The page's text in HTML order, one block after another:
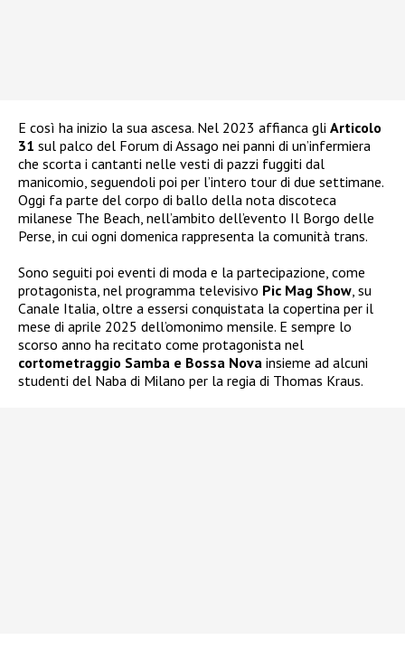
E così ha inizio la sua ascesa. Nel 2023 affianca gli Articolo
31 sul palco del Forum di Assago nei panni di un’infermiera
che scorta i cantanti nelle vesti di pazzi fuggiti dal
manicomio, seguendoli poi per l’intero tour di due settimane.
Oggi fa parte del corpo di ballo della nota discoteca
milanese The Beach, nell’ambito dell’evento Il Borgo delle
Perse, in cui ogni domenica rappresenta la comunità trans.
Sono seguiti poi eventi di moda e la partecipazione, come
protagonista, nel programma televisivo Pic Mag Show, su
Canale Italia, oltre a essersi conquistata la copertina per il
mese di aprile 2025 dell’omonimo mensile. E sempre lo
scorso anno ha recitato come protagonista nel
cortometraggio Samba e Bossa Nova insieme ad alcuni
studenti del Naba di Milano per la regia di Thomas Kraus.